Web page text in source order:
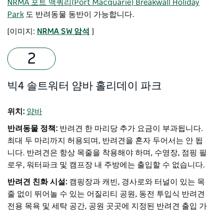
NRMA 포트 맥쿼리(Port Macquarie) Breakwall Holiday
Park 도 반려동물 동반이 가능합니다.
[이미지: NRMA SW 암석 ]
빅4 솔트워터 얌바 홀리데이 파크
위치: 얌바
반려동물 정책: 반려견 한 마리당 추가 요금이 부과됩니다.
최대 두 마리까지 허용되며, 반려견을 혼자 두어서는 안 됩
니다. 반려견은 항상 목줄을 착용해야 하며, 수영장, 점핑 필
로우, 워터파크 및 캠프장 내 주방에는 출입할 수 없습니다.
반려견 친화 시설: 캠핑장과 캐빈, 경사로와 터널이 있는 목
줄 없이 뛰어놀 수 있는 어질리티 공원, 동전 투입식 반려견
전용 목욕 및 세탁 공간, 공원 곳곳에 지정된 반려견 출입 가